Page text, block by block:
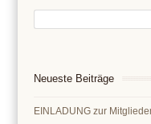
Neueste Beiträge
EINLADUNG zur